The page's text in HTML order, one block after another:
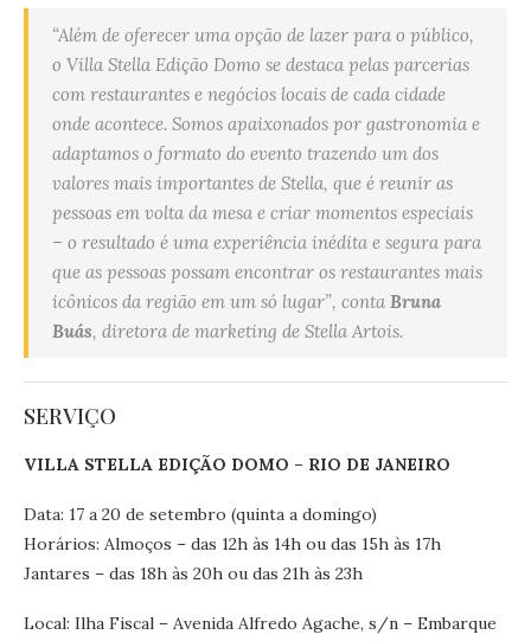
“Além de oferecer uma opção de lazer para o público,
o Villa Stella Edição Domo se destaca pelas parcerias
com restaurantes e negócios locais de cada cidade
onde acontece. Somos apaixonados por gastronomia e
adaptamos o formato do evento trazendo um dos
valores mais importantes de Stella, que é reunir as
pessoas em volta da mesa e criar momentos especiais
– o resultado é uma experiência inédita e segura para
que as pessoas possam encontrar os restaurantes mais
icônicos da região em um só lugar”, conta Bruna
Buás, diretora de marketing de Stella Artois.
SERVIÇO
VILLA STELLA EDIÇÃO DOMO – RIO DE JANEIRO
Data: 17 a 20 de setembro (quinta a domingo)
Horários: Almoços – das 12h às 14h ou das 15h às 17h
Jantares – das 18h às 20h ou das 21h às 23h
Local: Ilha Fiscal – Avenida Alfredo Agache, s/n – Embarque